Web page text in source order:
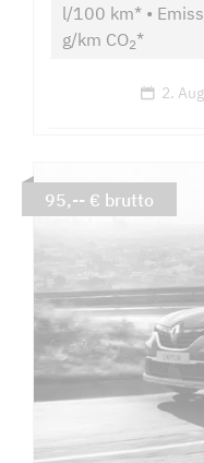
l/100 km* •
g/km CO2*
2.
95,-- € brutto